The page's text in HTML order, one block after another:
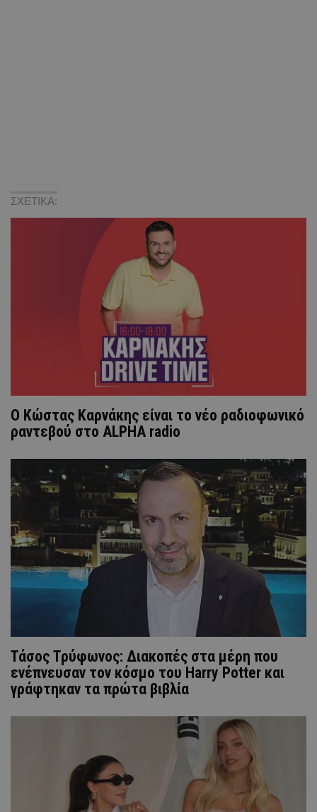
ΣΧΕΤΙΚΑ:
Ο Κώστας Καρνάκης είναι το νέο ραδιοφωνικό
ραντεβού στο ALPHA radio
Τάσος Τρύφωνος: Διακοπές στα μέρη που
ενέπνευσαν τον κόσμο του Harry Potter και
γράφτηκαν τα πρώτα βιβλία